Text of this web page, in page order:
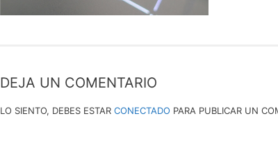
DEJA UN COMENTARIO
LO SIENTO, DEBES ESTAR CONECTADO PARA PUBLICAR UN